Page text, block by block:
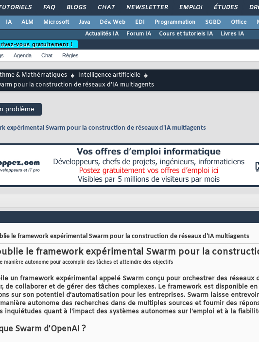
FAQ BLOGS CHAT NEWSLETTER EMPLOI ÉTUDES
IA ALM Microsoft Java Dév. Web EDI Programmation SGBD Office
Actualités IA
Forum IA Cours et tutoriels IA Livres IA
vous gratuitement !
Agenda Chat Règles
& Mathématiques
Intelligence artificielle
pour la construction de réseaux d'IA multiagents
problème
expérimental Swarm pour la construction de réseaux d'IA multiagents
le framework expérimental Swarm pour la construction de réseaux d'IA multiagents
le framework expérimental Swarm pour la
manière autonome pour accomplir des tâches et atteindre des objectifs
un framework expérimental appelé Swarm conçu pour orchestrer des
de collaborer et de gérer des tâches complexes. Le framework est disponible
sur son potentiel d'automatisation pour les entreprises. Swarm laisse
autonome des recherches dans de multiples sources et fournir des
inquiétudes quant à l'impact des systèmes autonomes sur l'emploi et à la
Swarm d'OpenAI ?